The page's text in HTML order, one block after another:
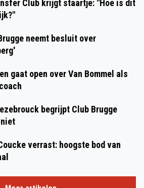
Club krijgt staartje: "Hoe is dit
neemt besluit over
gaat open over Van Bommel als
begrijpt Club Brugge
verrast: hoogste bod van